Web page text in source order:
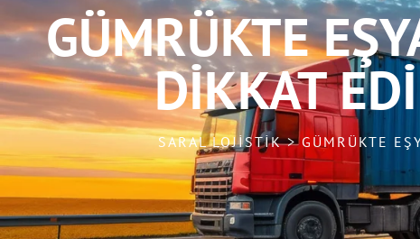
GÜMRÜKTE
DIKKAT
SARAL LOJISTIK > GÜMRÜKTE